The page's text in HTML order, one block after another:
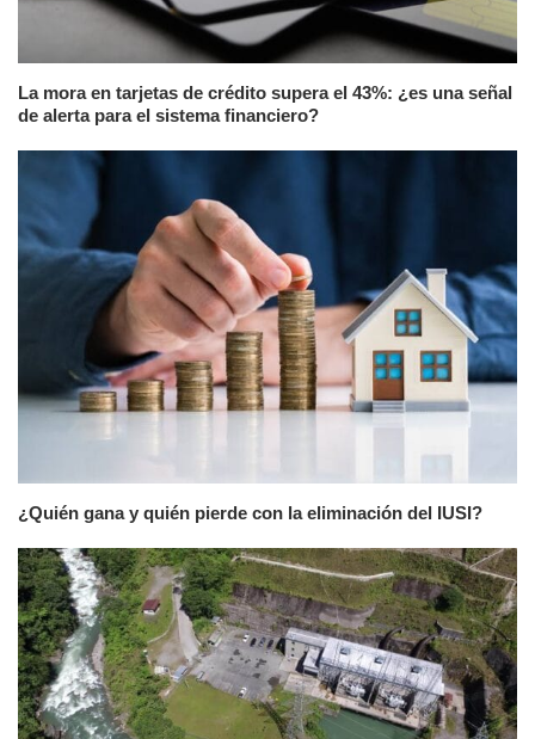
La mora en tarjetas de crédito supera el 43%: ¿es una señal
de alerta para el sistema financiero?
¿Quién gana y quién pierde con la eliminación del IUSI?